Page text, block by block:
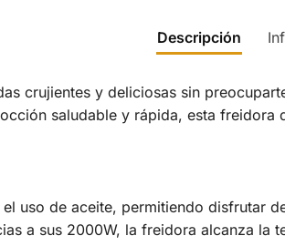
Descripción
crujientes y deliciosas sin
saludable y rápida, esta
el uso de aceite, permitiendo disfrutar
a sus 2000W, la freidora alcanza la